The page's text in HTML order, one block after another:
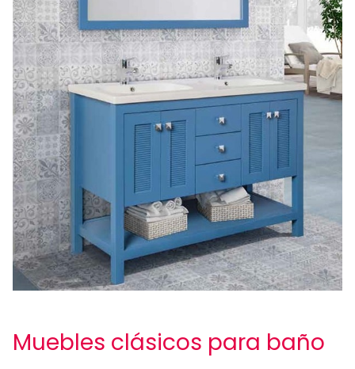
Muebles clásicos para baño